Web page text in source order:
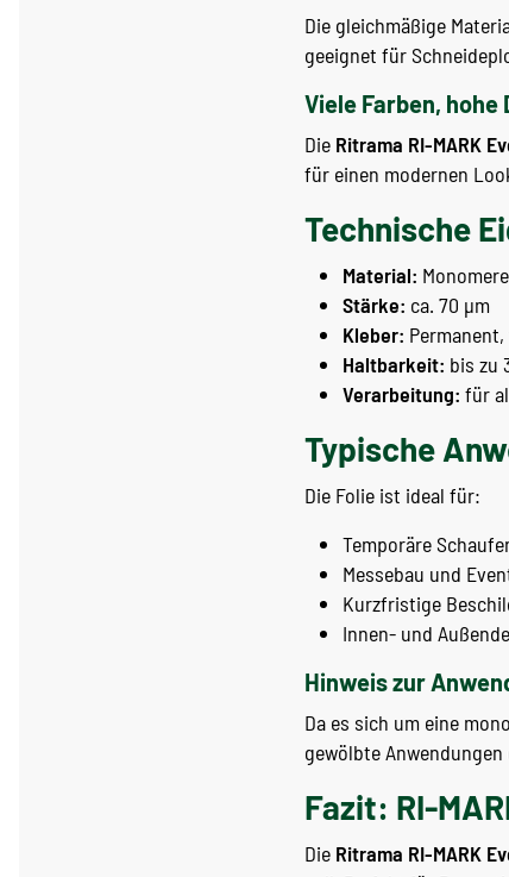
Die gleichmäßige
geeignet für
Viele Farben,
Die Ritrama RI-MARK
für einen modernen
Technische
Material:
Stärke: ca. 70 µm
Kleber:
Haltbarkeit: bis zu
Verarbeitung: für
Typische
Die Folie ist ideal für:
Temporäre
Messebau und
Kurzfristige
Innen- und
Hinweis zur
Da es sich um eine
gewölbte
Fazit: RI-
Die Ritrama RI-MARK